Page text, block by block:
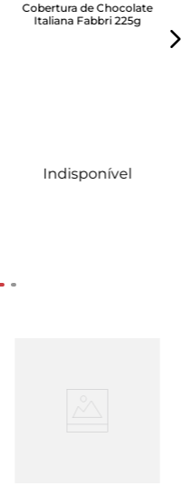
Cobertura de Chocolate
Italiana Fabbri 225g
Indisponível